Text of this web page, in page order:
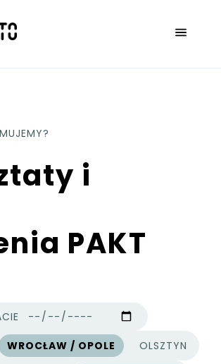
i
PAKT
WROCŁAW / OPOLE OLSZTYN